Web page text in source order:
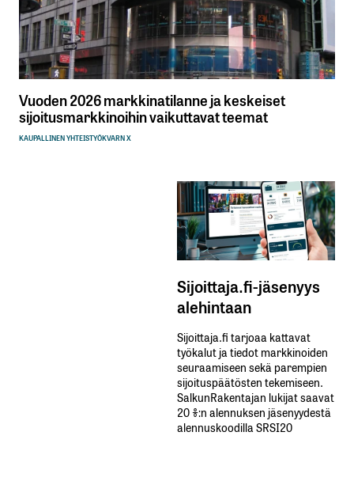
Vuoden 2026 markkinatilanne ja keskeiset
sijoitusmarkkinoihin vaikuttavat teemat
KAUPALLINEN YHTEISTYÖKVARN X
Sijoittaja.fi-jäsenyys
alehintaan
Sijoittaja.fi tarjoaa kattavat
työkalut ja tiedot markkinoiden
seuraamiseen sekä parempien
sijoituspäätösten tekemiseen.
SalkunRakentajan lukijat saavat
20 %:n alennuksen jäsenyydestä
alennuskoodilla SRSI20